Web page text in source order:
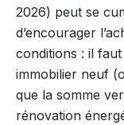
2026) peut se
d’encourager
conditions : il
immobilier neuf
que la somme
rénovation